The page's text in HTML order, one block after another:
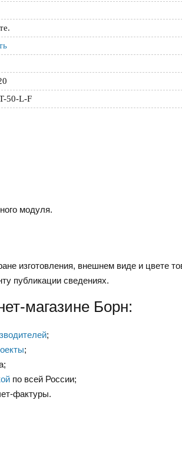
50-L-F
модуля.
изготовления, внешнем виде и цвете
публикации сведениях.
магазине Борн:
;
;
по всей России;
фактуры.